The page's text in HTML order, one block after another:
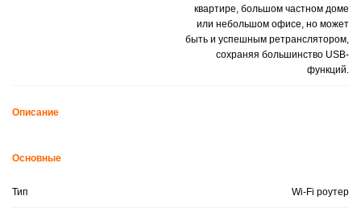
квартире, большом частном доме
или небольшом офисе, но может
быть и успешным ретранслятором,
сохраняя большинство USB-
функций.
Описание
Основные
Тип Wi-Fi роутер